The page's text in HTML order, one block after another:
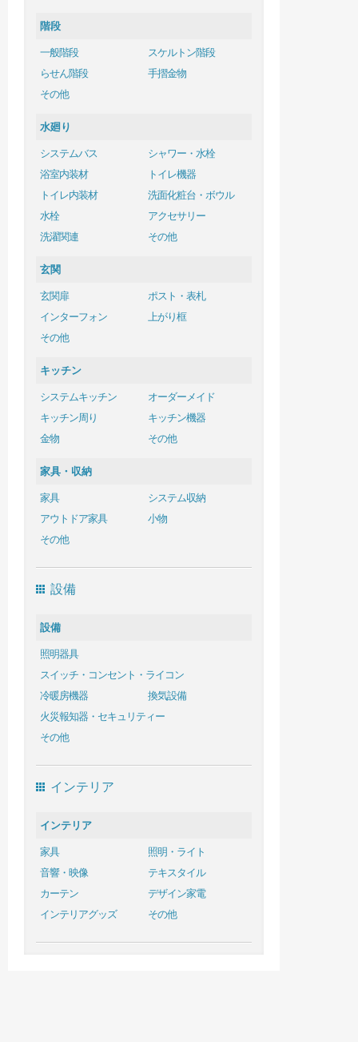
階段
一般階段
スケルトン階段
らせん階段
手摺金物
その他
水廻り
システムバス
シャワー・水栓
浴室内装材
トイレ機器
トイレ内装材
洗面化粧台・ボウル
水栓
アクセサリー
洗濯関連
その他
玄関
玄関扉
ポスト・表札
インターフォン
上がり框
その他
キッチン
システムキッチン
オーダーメイド
キッチン周り
キッチン機器
金物
その他
家具・収納
家具
システム収納
アウトドア家具
小物
その他
設備
設備
照明器具
スイッチ・コンセント・ライコン
冷暖房機器
換気設備
火災報知器・セキュリティー
その他
インテリア
インテリア
家具
照明・ライト
音響・映像
テキスタイル
カーテン
デザイン家電
インテリアグッズ
その他